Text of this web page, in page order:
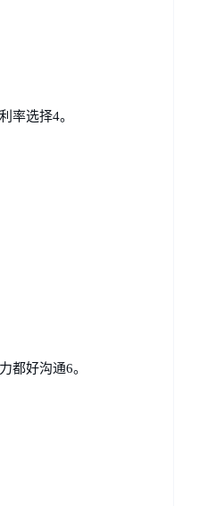
率选择4。
都好沟通6。